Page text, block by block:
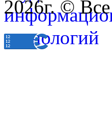
2026г. ©